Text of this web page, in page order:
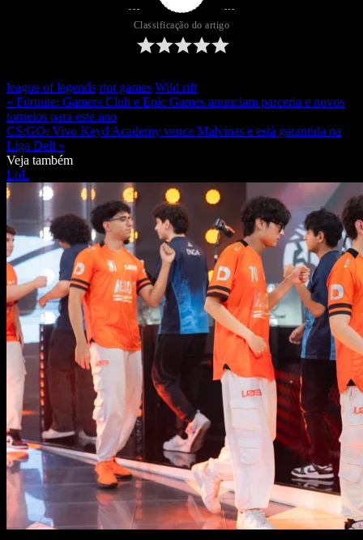
Classificação do artigo
league of legends riot games Wild rift
« Fortnite: Gamers Club e Epic Games anunciam parceria e novos
torneios para este ano
CS:GO: Vivo Keyd Academy vence Malvinas e está garantida na
Liga Dell »
Veja também
LoL